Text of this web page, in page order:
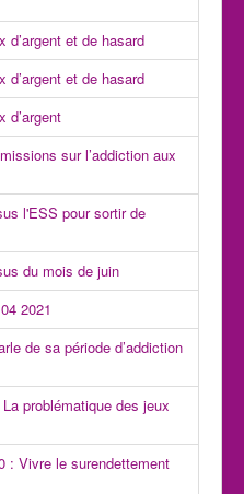
d’argent et de hasard
d’argent et de hasard
d’argent
sur l’addiction aux
l'ESS pour sortir de
du mois de juin
2021
de sa période d’addiction
problématique des jeux
: Vivre le surendettement